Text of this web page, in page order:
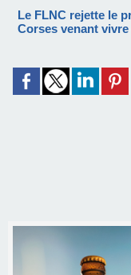
Le FLNC rejette le
Corses venant